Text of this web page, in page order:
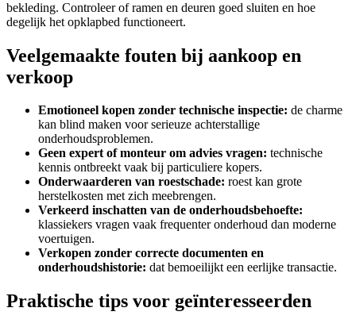
bekleding. Controleer of ramen en deuren goed sluiten en hoe
degelijk het opklapbed functioneert.
Veelgemaakte fouten bij aankoop en
verkoop
Emotioneel kopen zonder technische inspectie: de charme
kan blind maken voor serieuze achterstallige
onderhoudsproblemen.
Geen expert of monteur om advies vragen: technische
kennis ontbreekt vaak bij particuliere kopers.
Onderwaarderen van roestschade: roest kan grote
herstelkosten met zich meebrengen.
Verkeerd inschatten van de onderhoudsbehoefte:
klassiekers vragen vaak frequenter onderhoud dan moderne
voertuigen.
Verkopen zonder correcte documenten en
onderhoudshistorie: dat bemoeilijkt een eerlijke transactie.
Praktische tips voor geïnteresseerden